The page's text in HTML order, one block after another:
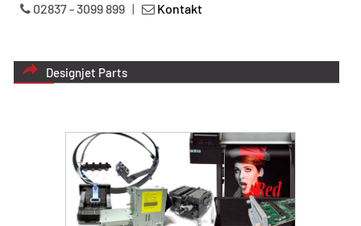
02837 - 3099 899 | Kontakt
Designjet Parts